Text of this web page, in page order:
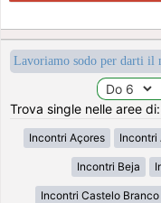
Lavoriamo sodo per darti il
Trova single nelle aree
Incontri Açores Incontri
Incontri Beja
Incontri Castelo Branco